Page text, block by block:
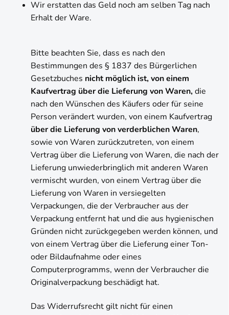
Wir erstatten das Geld noch am selben Tag nach
Erhalt der Ware.
Bitte beachten Sie, dass es nach den
Bestimmungen des § 1837 des Bürgerlichen
Gesetzbuches nicht möglich ist, von einem
Kaufvertrag über die Lieferung von Waren,die
nach den Wünschen des Käufers oder für seine
Person verändert wurden, von einem Kaufvertrag
über die Lieferung von verderblichen Waren,
sowie von Waren zurückzutreten, von einem
Vertrag über die Lieferung von Waren, die nach der
Lieferung unwiederbringlich mit anderen Waren
vermischt wurden, von einem Vertrag über die
Lieferung von Waren in versiegelten
Verpackungen, die der Verbraucher aus der
Verpackung entfernt hat und die aus hygienischen
Gründen nicht zurückgegeben werden können, und
von einem Vertrag über die Lieferung einer Ton-
oder Bildaufnahme oder eines
Computerprogramms, wenn der Verbraucher die
Originalverpackung beschädigt hat.
Das Widerrufsrecht gilt nicht für einen